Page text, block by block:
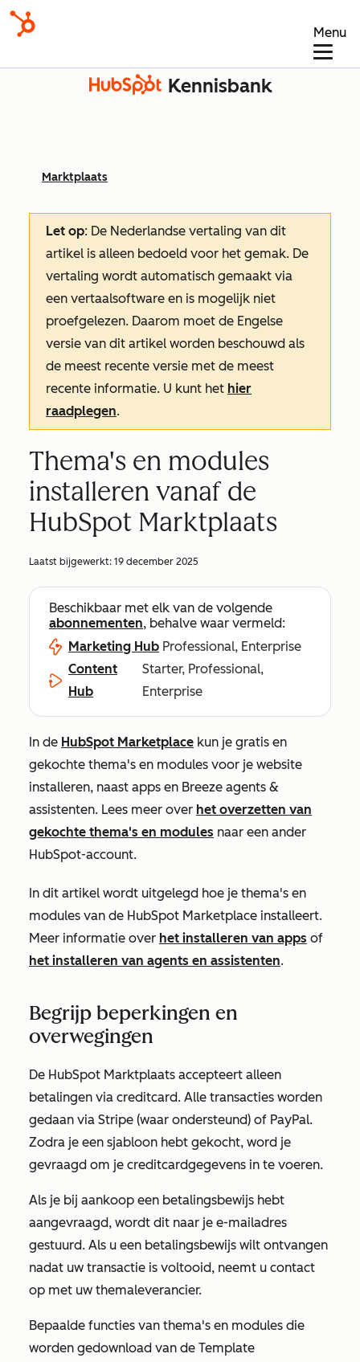
Menu
Kennisbank
Marktplaats
Let op: De Nederlandse vertaling van dit
artikel is alleen bedoeld voor het gemak. De
vertaling wordt automatisch gemaakt via
een vertaalsoftware en is mogelijk niet
proefgelezen. Daarom moet de Engelse
versie van dit artikel worden beschouwd als
de meest recente versie met de meest
recente informatie. U kunt het hier
raadplegen.
Thema's en modules
installeren vanaf de
HubSpot Marktplaats
Laatst bijgewerkt: 19 december 2025
Beschikbaar met elk van de volgende
abonnementen, behalve waar vermeld:
Marketing Hub Professional, Enterprise
Content
Hub
Starter, Professional,
Enterprise
In de HubSpot Marketplace kun je gratis en
gekochte thema's en modules voor je website
installeren, naast apps en Breeze agents &
assistenten. Lees meer over het overzetten van
gekochte thema's en modules naar een ander
HubSpot-account.
In dit artikel wordt uitgelegd hoe je thema's en
modules van de HubSpot Marketplace installeert.
Meer informatie over het installeren van apps of
het installeren van agents en assistenten.
Begrijp beperkingen en
overwegingen
De HubSpot Marktplaats accepteert alleen
betalingen via creditcard. Alle transacties worden
gedaan via Stripe (waar ondersteund) of PayPal.
Zodra je een sjabloon hebt gekocht, word je
gevraagd om je creditcardgegevens in te voeren.
Als je bij aankoop een betalingsbewijs hebt
aangevraagd, wordt dit naar je e-mailadres
gestuurd. Als u een betalingsbewijs wilt ontvangen
nadat uw transactie is voltooid, neemt u contact
op met uw themaleverancier.
Bepaalde functies van thema's en modules die
worden gedownload van de Template